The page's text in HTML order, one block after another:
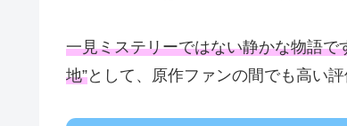
一見ミステリーではない静かな物語
地”として、原作ファンの間でも高い評